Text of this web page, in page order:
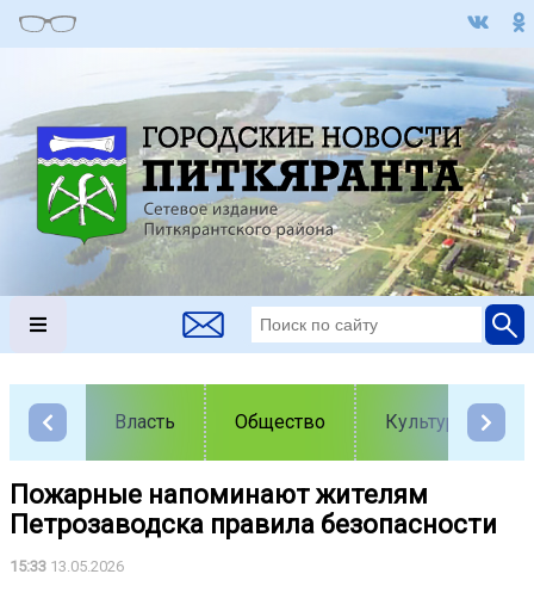
Власть Общество Культура
Пожарные напоминают жителям
Петрозаводска правила безопасности
15:33 13.05.2026